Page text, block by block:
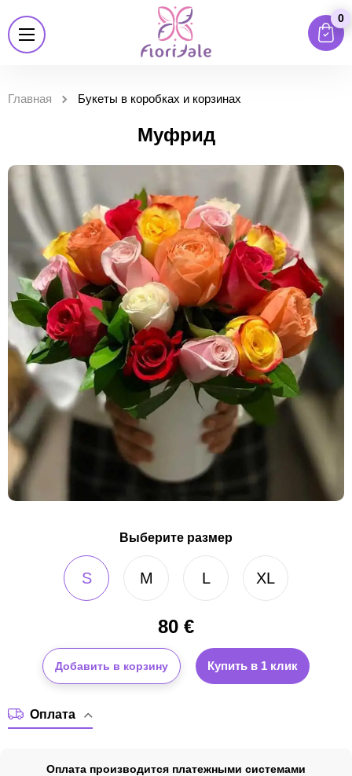
0
Главная Букеты в коробках и корзинах
Муфрид
Выберите размер
S M L XL
80 €
Добавить в корзину Купить в 1 клик
Оплата
Оплата производится платежными системами